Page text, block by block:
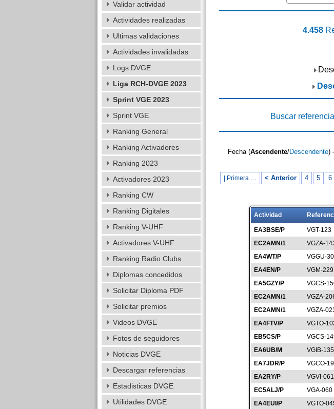
4.458
Buscar
Fecha (Ascendente/Descendente)
| Primera … < Anterior 4 5 6
Actividad
EA3BSE/P VGT-123
EC2AMN/1
VGZA-
EA4WT/P
VGGU-
EA4EN/P
VGM-229
EA5GZY/P
VGCS-
EC2AMN/1
VGZA-
EC2AMN/1
VGZA-
EA4FTV/P
VGTO-
EB5CS/P
VGCS-
EA6UB/M
VGIB-135
EA7JDR/P
VGCO-
EA2RY/P
VGVI-061
EC5ALJ/P
VGA-060
EA4EUI/P
VGTO-
Validar actividad
Actividades realizadas
Ultimas validaciones
Actividades invalidadas
Logs DVGE
Liga RCH-DVGE 2023
Sprint VGE 2023
Sprint VGE
Ranking General
Ranking Activadores
Ranking 2023
Activadores 2023
Ranking CW
Ranking Digitales
Ranking V-UHF
Activadores V-UHF
Ranking Radio Clubs
Diplomas concedidos
Solicitar Diploma PDF
Solicitar premios
Videos DVGE
Fotos de seguidores
Noticias DVGE
Descargar referencias
Estadisticas DVGE
Utilidades DVGE